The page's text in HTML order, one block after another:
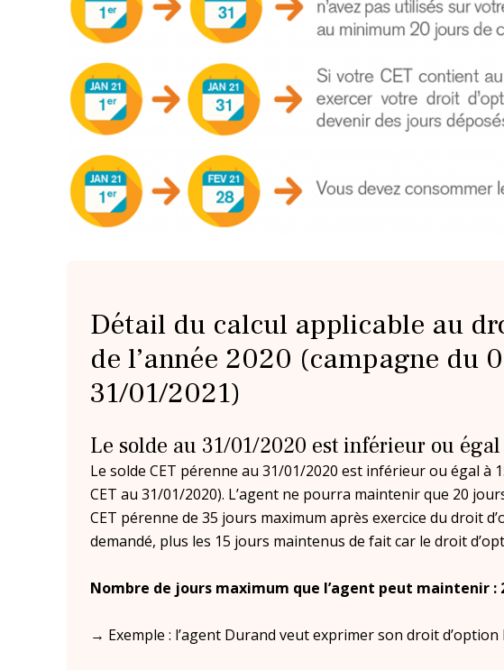
Détail du calcul applicable au
de l’année 2020 (campagne du
31/01/2021)
Le solde au 31/01/2020 est inférieur ou
Le solde CET pérenne au 31/01/2020 est inférieur ou égal à
CET au 31/01/2020). L’agent ne pourra maintenir que 20
CET pérenne de 35 jours maximum après exercice du droit
demandé, plus les 15 jours maintenus de fait car le droit
Nombre de jours maximum que l’agent peut maintenir :
→ Exemple : l’agent Durand veut exprimer son droit d’option